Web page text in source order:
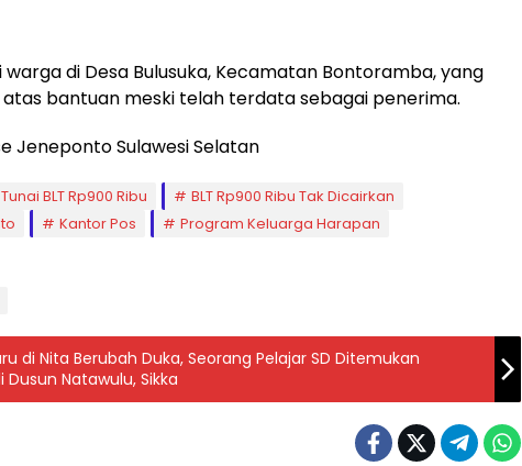
warga di Desa Bulusuka, Kecamatan Bontoramba, yang
bantuan meski telah terdata sebagai penerima.
Jeneponto Sulawesi Selatan
BLT Rp900 Ribu
BLT Rp900 Ribu Tak Dicairkan
Kantor Pos
Program Keluarga Harapan
di Nita Berubah Duka, Seorang Pelajar SD Ditemukan
Natawulu, Sikka